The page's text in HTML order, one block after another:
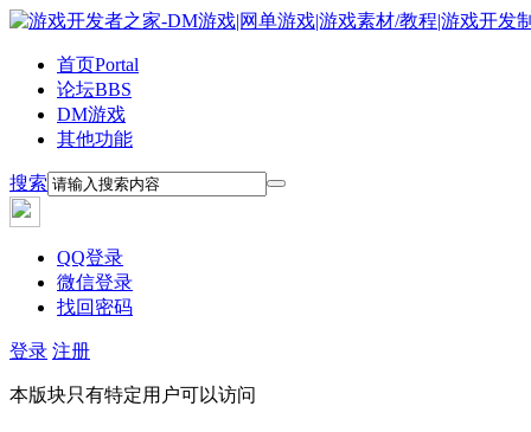
首页Portal
论坛BBS
DM游戏
其他功能
搜索
QQ登录
微信登录
找回密码
登录 注册
本版块只有特定用户可以访问